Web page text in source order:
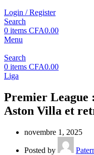
Login / Register
Search
0 items CFA0.00
Menu
Search
0 items CFA0.00
Liga
Premier League
Aston Villa et
novembre 1, 2025
Posted by